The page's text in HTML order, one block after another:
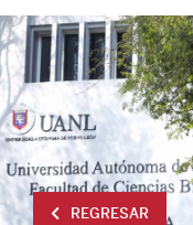
REGRESAR